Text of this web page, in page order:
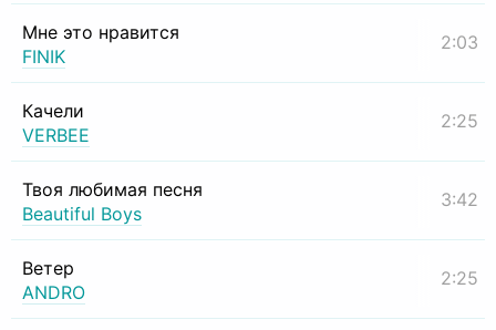
Мне это нравится
FINIK
2:03
Качели
VERBEE
2:25
Твоя любимая песня
Beautiful Boys
3:42
Ветер
ANDRO
2:25